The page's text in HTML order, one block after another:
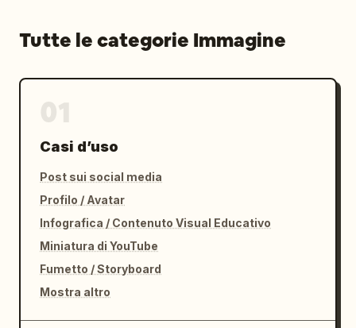
Tutte le categorie Immagine
Casi d’uso
Post sui social media
Profilo / Avatar
Infografica / Contenuto Visual Educativo
Miniatura di YouTube
Fumetto / Storyboard
Mostra altro